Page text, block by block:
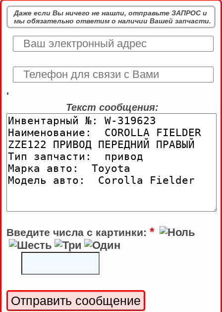
Даже если Вы ничего не нашли, отправьте ЗАПРОС и
мы обязательно ответим о наличии Вашей запчасти.
'
Текст сообщения:
Введите числа с картинки: *